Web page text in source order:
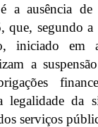
a ausência de
que, segundo
iniciado em
a
legalidade da
serviços